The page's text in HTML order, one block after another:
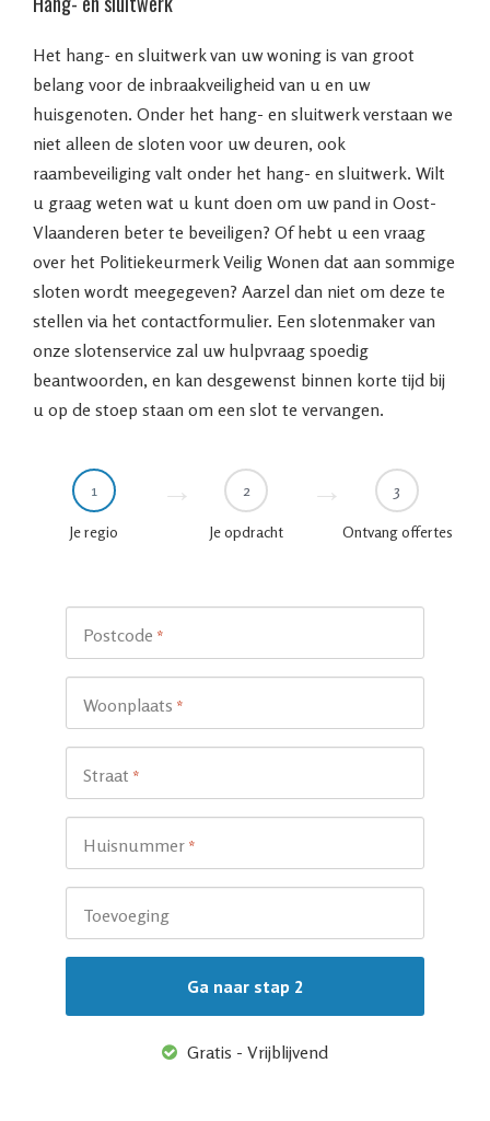
Het hang- en sluitwerk van uw woning is van groot
belang voor de inbraakveiligheid van u en uw
huisgenoten. Onder het hang- en sluitwerk verstaan we
niet alleen de sloten voor uw deuren, ook
raambeveiliging valt onder het hang- en sluitwerk. Wilt
u graag weten wat u kunt doen om uw pand in Oost-
Vlaanderen beter te beveiligen? Of hebt u een vraag
over het Politiekeurmerk Veilig Wonen dat aan sommige
sloten wordt meegegeven? Aarzel dan niet om deze te
stellen via het contactformulier. Een slotenmaker van
onze slotenservice zal uw hulpvraag spoedig
beantwoorden, en kan desgewenst binnen korte tijd bij
u op de stoep staan om een slot te vervangen.
1
Je regio
2
Je opdracht
3
Ontvang offertes
Postcode *
Woonplaats *
Straat *
Huisnummer *
Toevoeging
Gratis - Vrijblijvend